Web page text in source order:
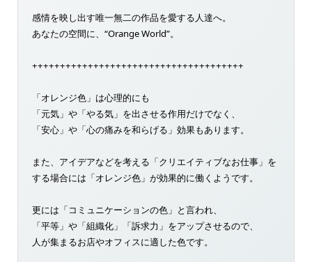
感情を映し出す唯一無二の作品を愛する人達へ。
あなたの空間に、“Orange World”。
++++++++++++++++++++++++++++++++++++++
「オレンジ色」は心理的にも
「元気」や「やる気」を出させる作用だけでなく、
「安心」や「心の痛みを和らげる」効果もあります。
また、アイデアなどを考える「クリエイティブなお仕事」を
する場合には「オレンジ色」が効果的に働くようです。
更には「コミュニケーションの色」と言われ、
「平等」や「組織化」「訴求力」をアップさせるので、
人が集まるお店やオフィスに適した色です。